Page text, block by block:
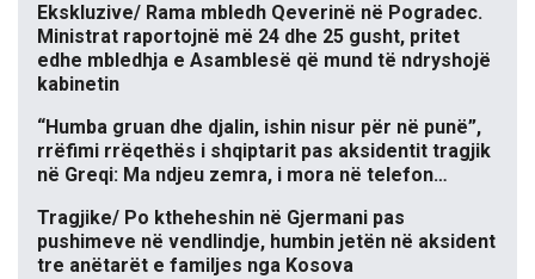
Ekskluzive/ Rama mbledh Qeverinë në Pogradec.
Ministrat raportojnë më 24 dhe 25 gusht, pritet
edhe mbledhja e Asamblesë që mund të ndryshojë
kabinetin
“Humba gruan dhe djalin, ishin nisur për në punë”,
rrëfimi rrëqethës i shqiptarit pas aksidentit tragjik
në Greqi: Ma ndjeu zemra, i mora në telefon…
Tragjike/ Po ktheheshin në Gjermani pas
pushimeve në vendlindje, humbin jetën në aksident
tre anëtarët e familjes nga Kosova